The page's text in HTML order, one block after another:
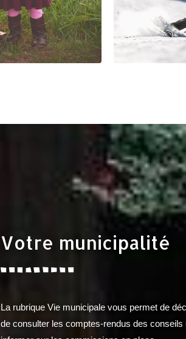
Votre municipalité
La rubrique Vie municipale vous permet de
de consulter les comptes-rendus des